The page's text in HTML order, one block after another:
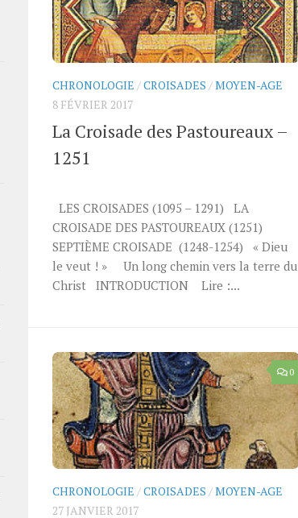
CHRONOLOGIE /CROISADES /MOYEN-AGE
8 FÉVRIER 2017
La Croisade des Pastoureaux –
1251
LES CROISADES (1095 – 1291) LA
CROISADE DES PASTOUREAUX (1251)
SEPTIÈME CROISADE (1248-1254) « Dieu
le veut ! » Un long chemin vers la terre du
Christ INTRODUCTION Lire :...
0
CHRONOLOGIE /CROISADES /MOYEN-AGE
27 JANVIER 2017